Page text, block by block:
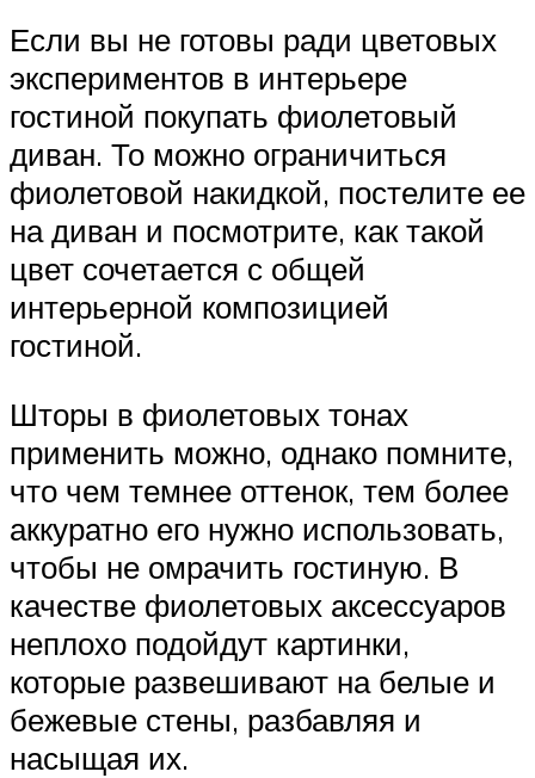
Если вы не готовы ради цветовых
экспериментов в интерьере
гостиной покупать фиолетовый
диван. То можно ограничиться
фиолетовой накидкой, постелите ее
на диван и посмотрите, как такой
цвет сочетается с общей
интерьерной композицией
гостиной.
Шторы в фиолетовых тонах
применить можно, однако помните,
что чем темнее оттенок, тем более
аккуратно его нужно использовать,
чтобы не омрачить гостиную. В
качестве фиолетовых аксессуаров
неплохо подойдут картинки,
которые развешивают на белые и
бежевые стены, разбавляя и
насыщая их.